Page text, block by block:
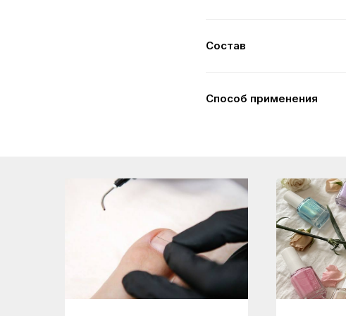
Состав
Способ применения